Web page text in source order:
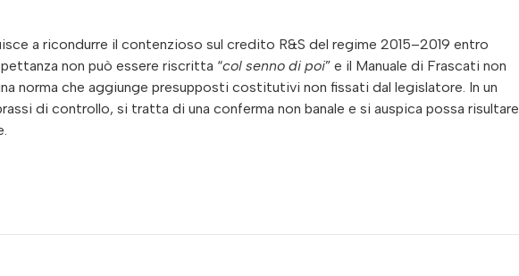
a ricondurre il contenzioso sul credito R&S del regime 2015–2019 entro
non può essere riscritta “col senno di poi” e il Manuale di Frascati non
norma che aggiunge presupposti costitutivi non fissati dal legislatore. In un
di controllo, si tratta di una conferma non banale e si auspica possa risultare